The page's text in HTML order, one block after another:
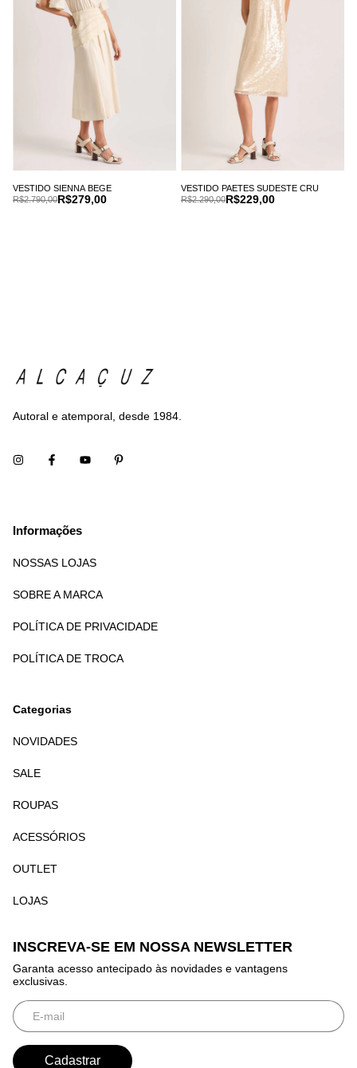
VESTIDO SIENNA BEGE
R$279,00
R$2.790,00
VESTIDO PAETES SUDESTE CRU
R$229,00
R$2.290,00
Autoral e atemporal, desde 1984.
Informações
NOSSAS LOJAS
SOBRE A MARCA
POLÍTICA DE PRIVACIDADE
POLÍTICA DE TROCA
Categorias
NOVIDADES
SALE
ROUPAS
ACESSÓRIOS
OUTLET
LOJAS
INSCREVA-SE EM NOSSA NEWSLETTER
Garanta acesso antecipado às novidades e vantagens
exclusivas.